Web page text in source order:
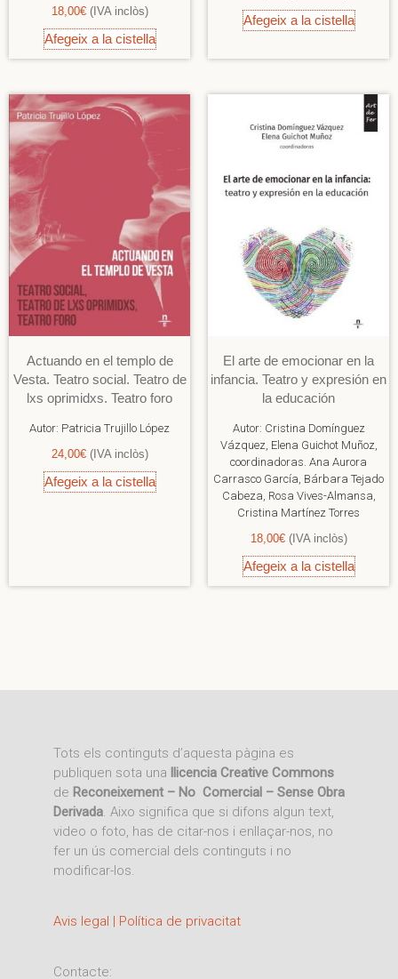
18,00€ (IVA inclòs)
Afegeix a la cistella
Afegeix a la cistella
Actuando en el templo de
Vesta. Teatro social. Teatro de
lxs oprimidxs. Teatro foro
Autor: Patricia Trujillo López
24,00€ (IVA inclòs)
Afegeix a la cistella
El arte de emocionar en la
infancia. Teatro y expresión en
la educación
Autor: Cristina Domínguez
Vázquez, Elena Guichot Muñoz,
coordinadoras. Ana Aurora
Carrasco García, Bárbara Tejado
Cabeza, Rosa Vives-Almansa,
Cristina Martínez Torres
18,00€ (IVA inclòs)
Afegeix a la cistella
Tots els continguts d’aquesta pàgina es
publiquen sota una llicencia Creative Commons
de Reconeixement – No Comercial – Sense Obra
Derivada. Aixo significa que si difons algun text,
video o foto, has de citar-nos i enllaçar-nos, no
fer un ús comercial dels continguts i no
modificar-los.
Avis legal | Política de privacitat
Contacte: